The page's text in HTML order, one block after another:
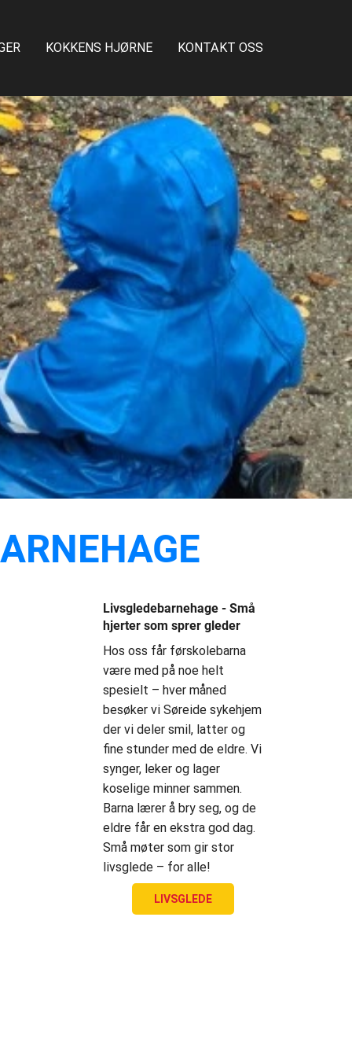
KOKKENS HJØRNE KONTAKT OSS
Livsgledebarnehage - Små
hjerter som sprer gleder
Hos oss får førskolebarna
være med på noe helt
spesielt – hver måned
besøker vi Søreide sykehjem
der vi deler smil, latter og
fine stunder med de eldre. Vi
synger, leker og lager
koselige minner sammen.
Barna lærer å bry seg, og de
eldre får en ekstra god dag.
Små møter som gir stor
livsglede – for alle!
LIVSGLEDE